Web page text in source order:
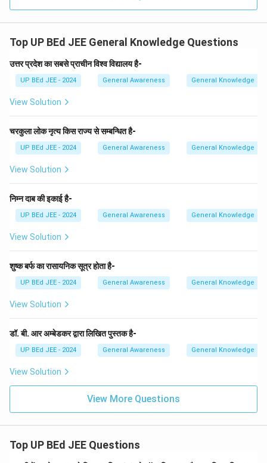
शिक्षा से}}
Top UP BEd JEE General Knowledge Questions
उत्तर प्रदेश का सबसे प्राचीन विश्व विद्यालय है-
UP BEd JEE - 2024 General Awareness General Knowledge
View Solution
चरकुला लोक नृत्य किस राज्य से सम्बन्धित है-
UP BEd JEE - 2024 General Awareness General Knowledge
View Solution
निम्न दाब की इकाई है-
UP BEd JEE - 2024 General Awareness General Knowledge
View Solution
शुष्क बर्फ का रासायनिक सूत्र होता है-
UP BEd JEE - 2024 General Awareness General Knowledge
View Solution
डॉ. बी. आर अम्बेडकर द्वारा लिखित पुस्तक है-
UP BEd JEE - 2024 General Awareness General Knowledge
View Solution
View More Questions
Top UP BEd JEE Questions